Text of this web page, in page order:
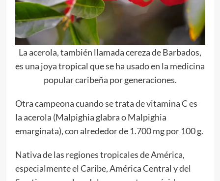
La acerola, también llamada cereza de Barbados,
es una joya tropical que se ha usado en la medicina
popular caribeña por generaciones.
Otra campeona cuando se trata de vitamina C es
la acerola (Malpighia glabra o Malpighia
emarginata), con alrededor de 1.700 mg por 100 g.
Nativa de las regiones tropicales de América,
especialmente el Caribe, América Central y del